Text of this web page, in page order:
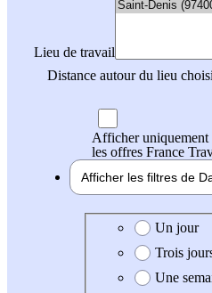
Lieu de travail
Distance autour du lieu choisi
Afficher uniquement
les offres France
Afficher les filtres de
Date de création de
Un jour
Trois
Une